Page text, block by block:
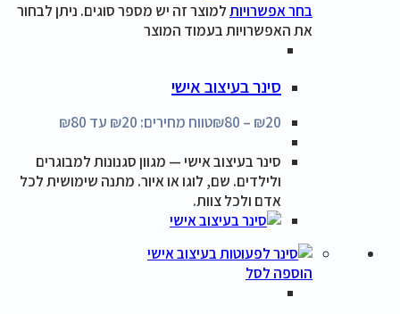
בחר אפשרויותלמוצר זה יש מספר סוגים. ניתן לבחור
את האפשרויות בעמוד המוצר
סינר בעיצוב אישי
₪20
–
₪80
טווח מחירים: ⁦₪20⁩ עד ⁦₪80⁩
סינר בעיצוב אישי — מגוון סגנונות למבוגרים
ולילדים. שם, לוגו או איור. מתנה שימושית לכל
אדם ולכל צוות.
הוספה לסל